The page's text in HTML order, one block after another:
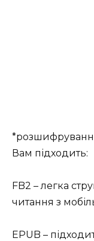
Вам підходить:
FB2 – легка
читання з
EPUB –